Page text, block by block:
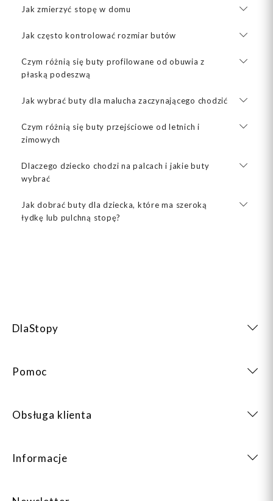
Jak zmierzyć stopę w domu
Jak często kontrolować rozmiar butów
Czym różnią się buty profilowane od obuwia z
płaską podeszwą
Jak wybrać buty dla malucha zaczynającego chodzić
Czym różnią się buty przejściowe od letnich i
zimowych
Dlaczego dziecko chodzi na palcach i jakie buty
wybrać
Jak dobrać buty dla dziecka, które ma szeroką
łydkę lub pulchną stopę?
DlaStopy
Pomoc
Obsługa klienta
Informacje